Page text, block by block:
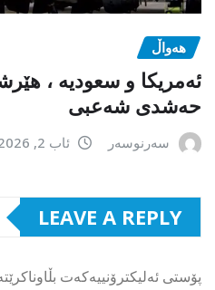
هەواڵ
ئەمریکا و سعودیە ،
حەشدی شەعبی
سەرنوسەر ئاب 2, 2026
LEAVE A REPLY
پۆستی ئەلیکترۆنییەکەت